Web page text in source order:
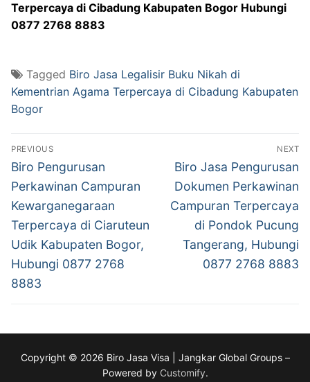
Terpercaya di Cibadung Kabupaten Bogor Hubungi
0877 2768 8883
Tagged Biro Jasa Legalisir Buku Nikah di
Kementrian Agama Terpercaya di Cibadung Kabupaten
Bogor
Post
navigation
PREVIOUS
Previous
post:
Biro Pengurusan
Perkawinan Campuran
Kewarganegaraan
Terpercaya di Ciaruteun
Udik Kabupaten Bogor,
Hubungi 0877 2768
8883
NEXT
Next
post:
Biro Jasa Pengurusan
Dokumen Perkawinan
Campuran Terpercaya
di Pondok Pucung
Tangerang, Hubungi
0877 2768 8883
Copyright © 2026 Biro Jasa Visa | Jangkar Global Groups –
Powered by Customify.